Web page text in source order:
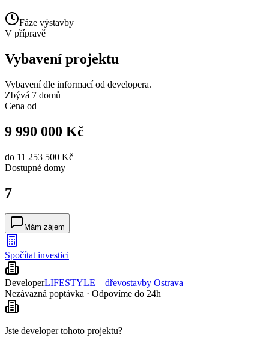
Fáze výstavby
V přípravě
Vybavení projektu
Vybavení dle informací od developera.
Zbývá 7 domů
Cena od
9 990 000 Kč
do 11 253 500 Kč
Dostupné domy
7
Mám zájem
Spočítat investici
DeveloperLIFESTYLE – dřevostavby Ostrava
Nezávazná poptávka · Odpovíme do 24h
Jste developer tohoto projektu?